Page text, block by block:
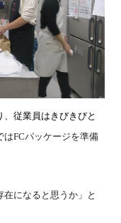
、従業員はきびきびと
はFCパッケージを準備
になると思うか」と